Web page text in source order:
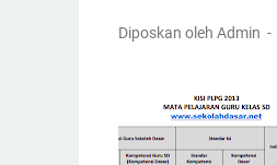
Diposkan oleh Admin